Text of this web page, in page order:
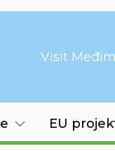
Visit
EU